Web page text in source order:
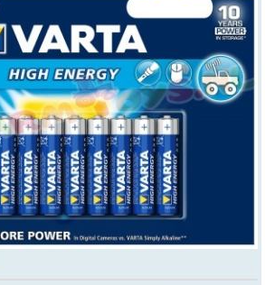
voor 15:00 uur besteld, wordt dezelfde dag
vanaf 8:00 tot 16:00